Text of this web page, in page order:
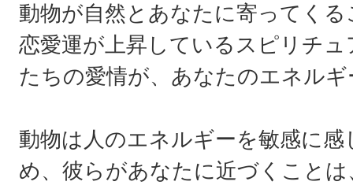
動物が自然とあなたに寄ってく
恋愛運が上昇しているスピリチ
たちの愛情が、あなたのエネル
動物は人のエネルギーを敏感に
め、彼らがあなたに近づくこと